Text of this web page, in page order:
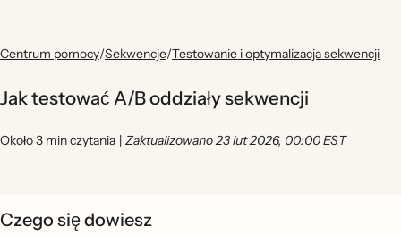
Centrum pomocy/Sekwencje/Testowanie i optymalizacja sekwencji
Jak testować A/B oddziały sekwencji
Około 3 min czytania | Zaktualizowano 23 lut 2026, 00:00 EST
Czego się dowiesz